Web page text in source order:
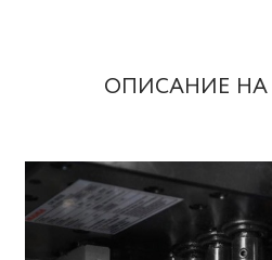
ОПИСАНИЕ НА